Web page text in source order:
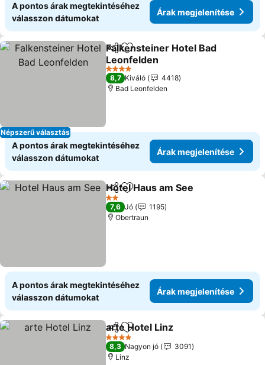
A pontos árak megtekintéséhez
válasszon dátumokat
Árak megjelenítése
Népszerű választás
Megosztás
Hozzáadás a kedvencekhez
Falkensteiner Hotel Bad
Leonfelden
Árak megjelenítése
4 Kategória
8,7 Kiváló
4418
Bad Leonfelden
A pontos árak megtekintéséhez
válasszon dátumokat
Árak megjelenítése
Megosztás
Hozzáadás a kedvencekhez
Hotel Haus am See
2 Kategória
7,6 Jó
1195
Obertraun
A pontos árak megtekintéséhez
válasszon dátumokat
Árak megjelenítése
Megosztás
Hozzáadás a kedvencekhez
arte Hotel Linz
4 Kategória
8,3 Nagyon jó
3091
Linz